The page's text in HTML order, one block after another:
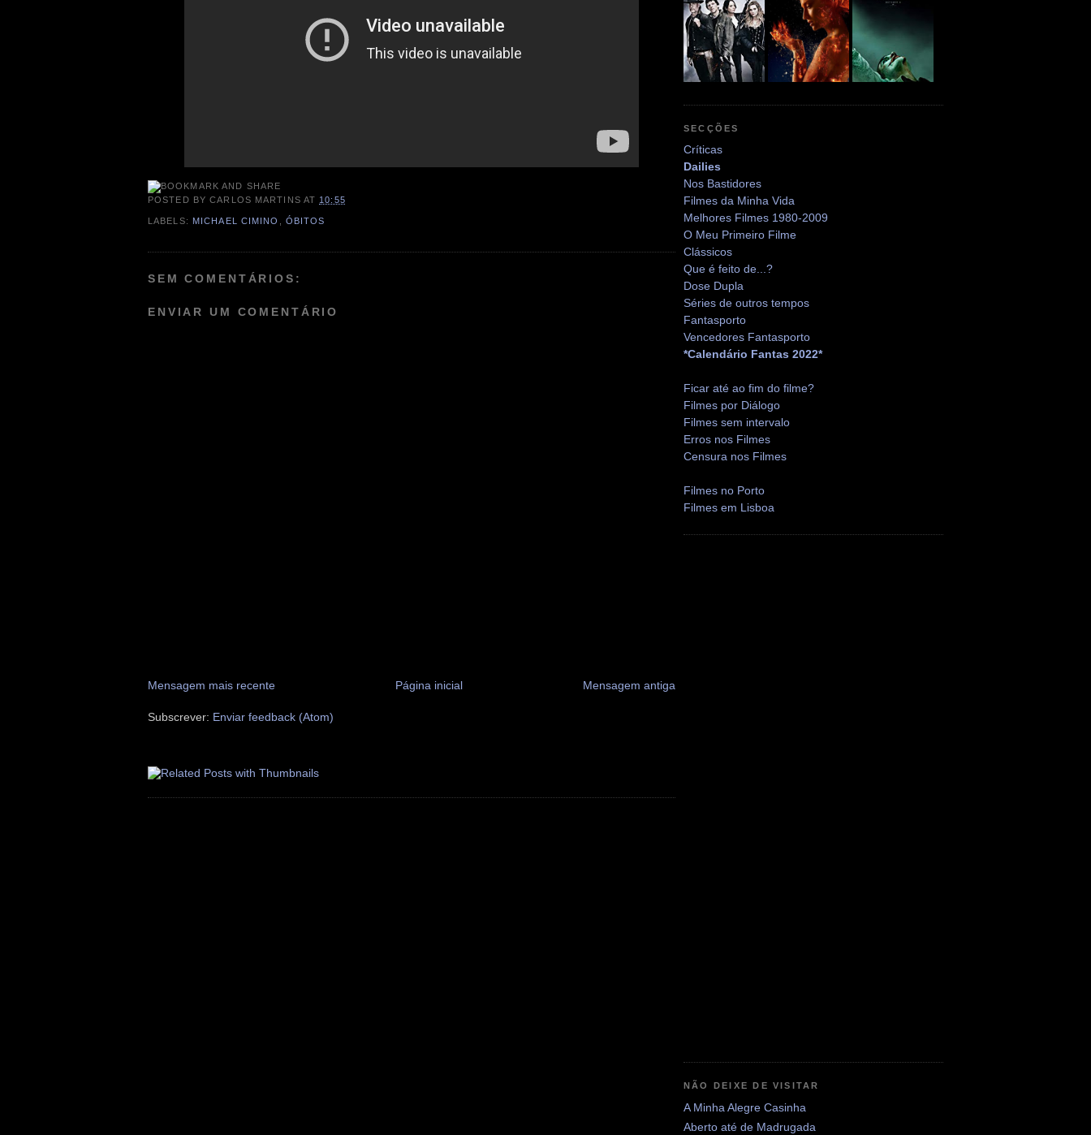
POSTED BYCARLOS MARTINS AT 10:55
LABELS: MICHAEL CIMINO ÓBITOS
SEM COMENTÁRIOS:
ENVIAR UM COMENTÁRIO
Mensagem mais recente Mensagem antiga
Página inicial
Subscrever: Enviar feedback (Atom)
SECÇÕES
Críticas
Dailies
Nos Bastidores
Filmes da Minha Vida
Melhores Filmes 1980-2009
O Meu Primeiro Filme
Clássicos
Que é feito de...?
Dose Dupla
Séries de outros tempos
Fantasporto
Vencedores Fantasporto
*Calendário Fantas 2022*
Ficar até ao fim do filme?
Filmes por Diálogo
Filmes sem intervalo
Erros nos Filmes
Censura nos Filmes
Filmes no Porto
Filmes em Lisboa
NÃO DEIXE DE VISITAR
A Minha Alegre Casinha
Aberto até de Madrugada